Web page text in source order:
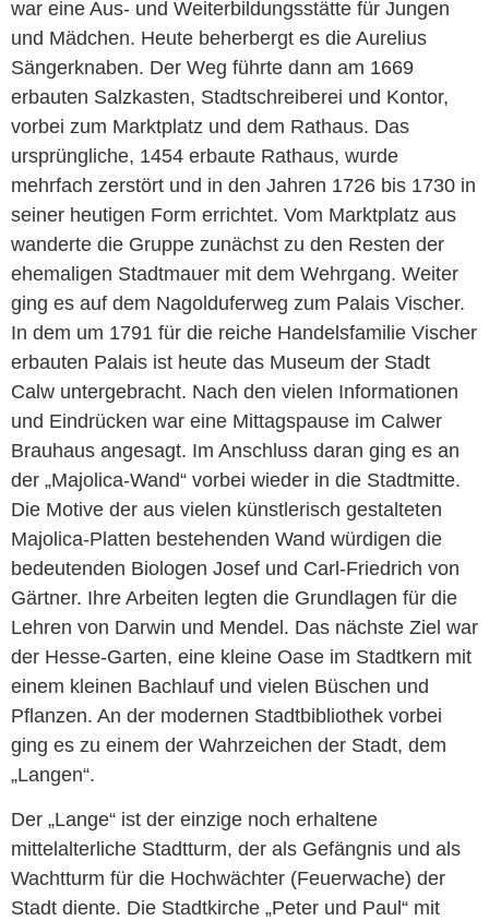
war eine Aus- und Weiterbildungsstätte für Jungen
und Mädchen. Heute beherbergt es die Aurelius
Sängerknaben. Der Weg führte dann am 1669
erbauten Salzkasten, Stadtschreiberei und Kontor,
vorbei zum Marktplatz und dem Rathaus. Das
ursprüngliche, 1454 erbaute Rathaus, wurde
mehrfach zerstört und in den Jahren 1726 bis 1730 in
seiner heutigen Form errichtet. Vom Marktplatz aus
wanderte die Gruppe zunächst zu den Resten der
ehemaligen Stadtmauer mit dem Wehrgang. Weiter
ging es auf dem Nagolduferweg zum Palais Vischer.
In dem um 1791 für die reiche Handelsfamilie Vischer
erbauten Palais ist heute das Museum der Stadt
Calw untergebracht. Nach den vielen Informationen
und Eindrücken war eine Mittagspause im Calwer
Brauhaus angesagt. Im Anschluss daran ging es an
der „Majolica-Wand“ vorbei wieder in die Stadtmitte.
Die Motive der aus vielen künstlerisch gestalteten
Majolica-Platten bestehenden Wand würdigen die
bedeutenden Biologen Josef und Carl-Friedrich von
Gärtner. Ihre Arbeiten legten die Grundlagen für die
Lehren von Darwin und Mendel. Das nächste Ziel war
der Hesse-Garten, eine kleine Oase im Stadtkern mit
einem kleinen Bachlauf und vielen Büschen und
Pflanzen. An der modernen Stadtbibliothek vorbei
ging es zu einem der Wahrzeichen der Stadt, dem
„Langen“.
Der „Lange“ ist der einzige noch erhaltene
mittelalterliche Stadtturm, der als Gefängnis und als
Wachtturm für die Hochwächter (Feuerwache) der
Stadt diente. Die Stadtkirche „Peter und Paul“ mit